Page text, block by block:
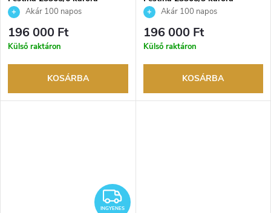
Akár 100 napos
visszaküldési lehetőség. Hivatalos
márkakereskedő.
196 000 Ft
Külső raktáron
KOSÁRBA
Akár 100 napos
visszaküldési lehetőség. Hivatalos
márkakereskedő.
196 000 Ft
Külső raktáron
KOSÁRBA
INGYENES
INGYENES